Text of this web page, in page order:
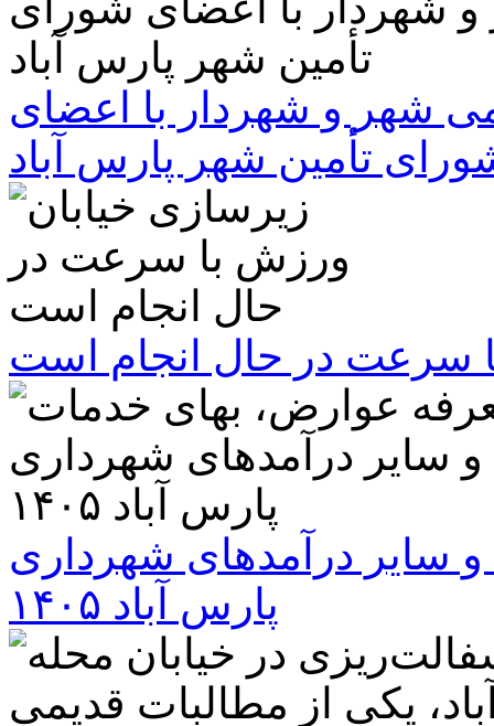
شهر و شهردار با اعضای
تأمین شهر پارس آباد
سرعت در حال انجام است
سایر درآمدهای شهرداری
پارس آباد ۱۴۰۵